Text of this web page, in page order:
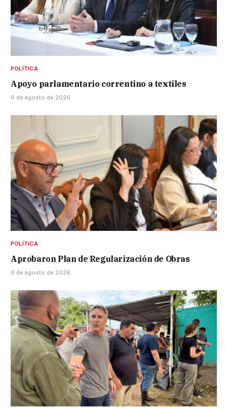
POLÍTICA
Apoyo parlamentario correntino a textiles
6 de agosto de 2026
POLÍTICA
Aprobaron Plan de Regularización de Obras
6 de agosto de 2026